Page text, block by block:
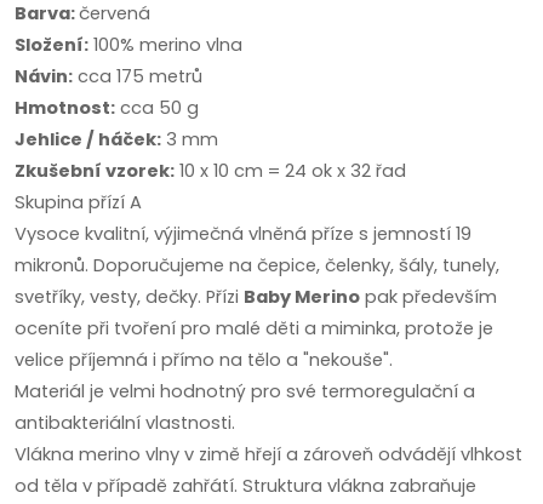
Barva:červená
Složení: 100% merino vlna
Návin: cca 175 metrů
Hmotnost: cca 50 g
Jehlice / háček: 3 mm
Zkušební vzorek: 10 x 10 cm = 24 ok x 32 řad
Skupina přízí A
Vysoce kvalitní, výjimečná vlněná příze s jemností 19
mikronů. Doporučujeme na čepice, čelenky, šály, tunely,
svetříky, vesty, dečky. Přízi Baby Merino pak především
oceníte při tvoření pro malé děti a miminka, protože je
velice příjemná i přímo na tělo a "nekouše".
Materiál je velmi hodnotný pro své termoregulační a
antibakteriální vlastnosti.
Vlákna merino vlny v zimě hřejí a zároveň odvádějí vlhkost
od těla v případě zahřátí. Struktura vlákna zabraňuje